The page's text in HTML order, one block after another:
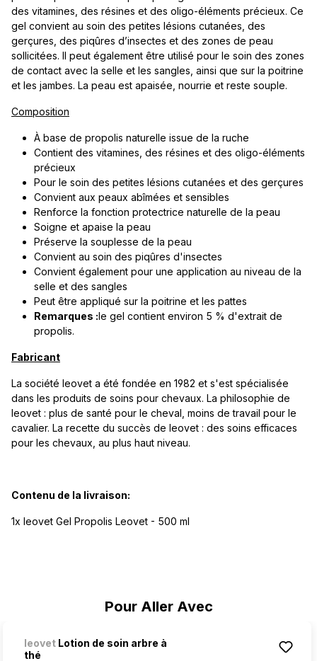
Pour Aller Avec
leovet Lotion de soin arbre à
thé
des vitamines, des résines et des oligo-éléments précieux. Ce
gel convient au soin des petites lésions cutanées, des
gerçures, des piqûres d’insectes et des zones de peau
sollicitées. Il peut également être utilisé pour le soin des zones
de contact avec la selle et les sangles, ainsi que sur la poitrine
et les jambes. La peau est apaisée, nourrie et reste souple.
Composition
À base de propolis naturelle issue de la ruche
Contient des vitamines, des résines et des oligo-éléments
précieux
Pour le soin des petites lésions cutanées et des gerçures
Convient aux peaux abîmées et sensibles
Renforce la fonction protectrice naturelle de la peau
Soigne et apaise la peau
Préserve la souplesse de la peau
Convient au soin des piqûres d'insectes
Convient également pour une application au niveau de la
selle et des sangles
Peut être appliqué sur la poitrine et les pattes
Remarques :le gel contient environ 5 % d'extrait de
propolis.
Fabricant
La société leovet a été fondée en 1982 et s'est spécialisée
dans les produits de soins pour chevaux. La philosophie de
leovet : plus de santé pour le cheval, moins de travail pour le
cavalier. La recette du succès de leovet : des soins efficaces
pour les chevaux, au plus haut niveau.
Contenu de la livraison:
1x leovet Gel Propolis Leovet - 500 ml